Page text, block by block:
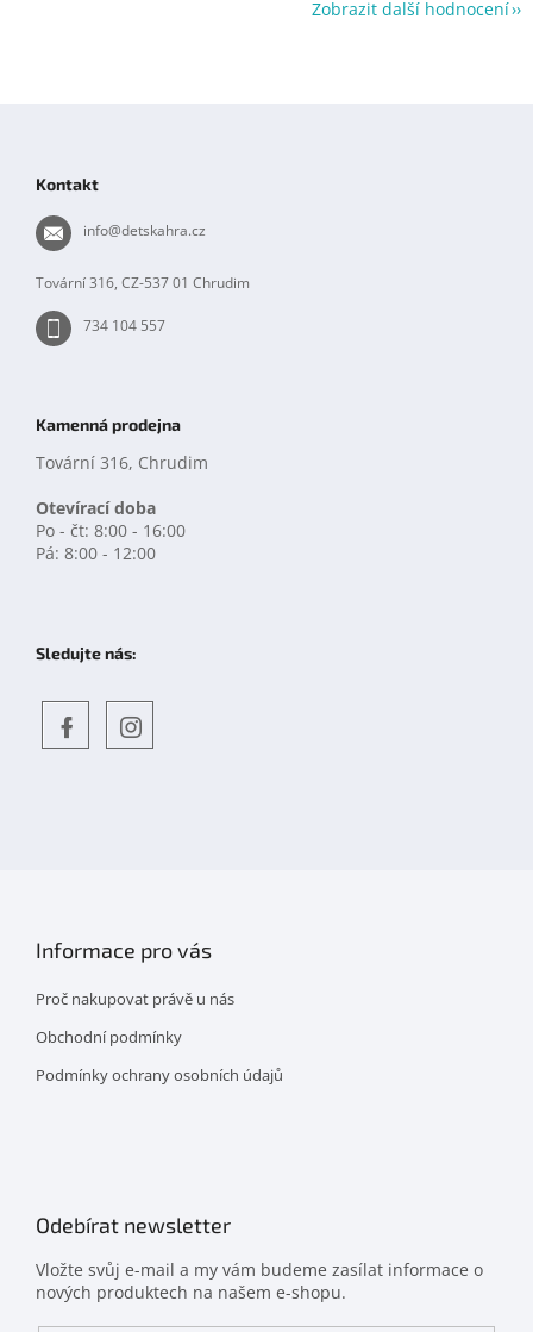
Zobrazit další hodnocení
Kontakt
info@detskahra.cz
Tovární 316, CZ-537 01 Chrudim
734 104 557
Kamenná prodejna
Tovární 316, Chrudim
Otevírací doba
Po - čt: 8:00 - 16:00
Pá: 8:00 - 12:00
Sledujte nás:
Informace pro vás
Proč nakupovat právě u nás
Obchodní podmínky
Podmínky ochrany osobních údajů
Odebírat newsletter
Vložte svůj e-mail a my vám budeme zasílat informace o
nových produktech na našem e-shopu.